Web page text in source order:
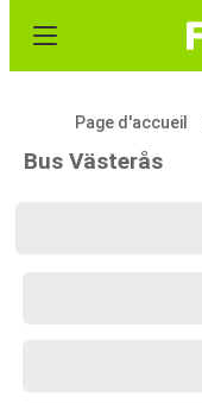
Page d'accueil
Bus Västerås